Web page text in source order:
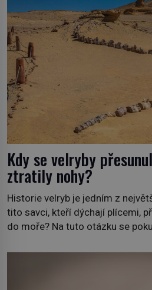
Kdy se velryby
ztratily nohy?
Historie velryb je jedním z
tito savci, kteří dýchají plícemi,
do moře? Na tuto otázku se
premiéru ve čtvrtek 29. února